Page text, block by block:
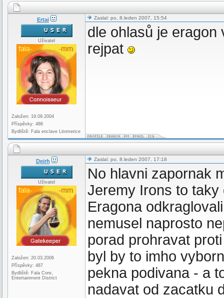
Ertai
Uživatel
Založen: 19.09.2004
Příspěvky: 486
Bydliště: Fala enclave Litomerice
Zaslal: po, 8.leden 2007, 15:54
dle ohlasů je
rejpat
Deirh
Uživatel
Založen: 20.03.2006
Příspěvky: 487
Bydliště: Fala Core,
Entertainment District
Zaslal: po, 8.leden 2007, 17:18
No hlavni zapornak
Jeremy Irons to
Eragona
nemusel naprosto
porad prohravat
byl by to imho
pekna podivana - a
nadavat od zacatku